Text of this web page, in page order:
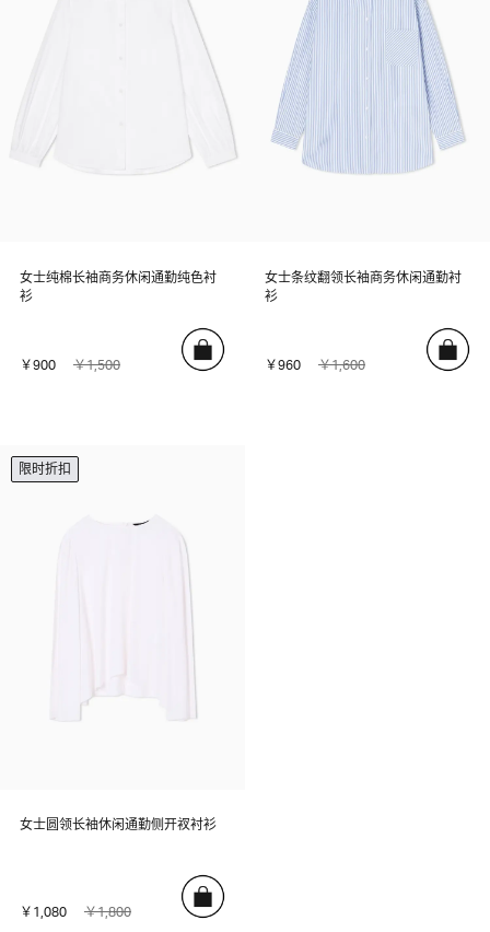
女士纯棉长袖商务休闲通勤纯色衬
衫
￥900 ￥1,500
女士条纹翻领长袖商务休闲通勤衬
衫
￥960 ￥1,600
限时折扣
女士圆领长袖休闲通勤侧开衩衬衫
￥1,080 ￥1,800